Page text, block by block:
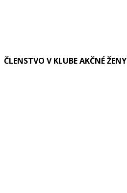
ČLENSTVO V KLUBE AKČNÉ ŽENY